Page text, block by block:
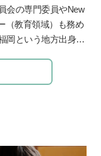
造的な学びづくりを
ーとコラボした
校」や学校向け教材
ッスン」などオンラ
会の専門委員やNew
（教育領域）も務め
岡という地方出身者
を奔走中。